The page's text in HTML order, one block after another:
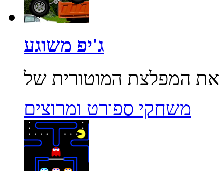
ג'יפ משוגע
משחקי ספורט ומרוצים